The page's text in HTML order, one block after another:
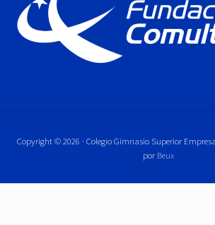
Copyright © 2026 · Colegio Gimnasio Superior
por Beux